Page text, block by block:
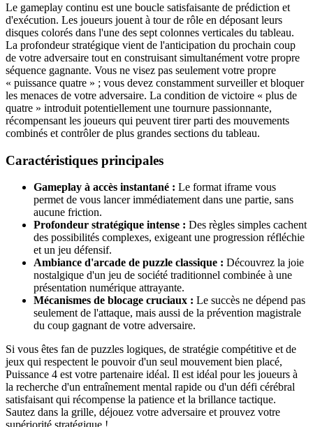
Le gameplay continu est une boucle satisfaisante de prédiction et
d'exécution. Les joueurs jouent à tour de rôle en déposant leurs
disques colorés dans l'une des sept colonnes verticales du tableau.
La profondeur stratégique vient de l'anticipation du prochain coup
de votre adversaire tout en construisant simultanément votre propre
séquence gagnante. Vous ne visez pas seulement votre propre
« puissance quatre » ; vous devez constamment surveiller et bloquer
les menaces de votre adversaire. La condition de victoire « plus de
quatre » introduit potentiellement une tournure passionnante,
récompensant les joueurs qui peuvent tirer parti des mouvements
combinés et contrôler de plus grandes sections du tableau.
Caractéristiques principales
Gameplay à accès instantané : Le format iframe vous
permet de vous lancer immédiatement dans une partie, sans
aucune friction.
Profondeur stratégique intense : Des règles simples cachent
des possibilités complexes, exigeant une progression réfléchie
et un jeu défensif.
Ambiance d'arcade de puzzle classique : Découvrez la joie
nostalgique d'un jeu de société traditionnel combinée à une
présentation numérique attrayante.
Mécanismes de blocage cruciaux : Le succès ne dépend pas
seulement de l'attaque, mais aussi de la prévention magistrale
du coup gagnant de votre adversaire.
Si vous êtes fan de puzzles logiques, de stratégie compétitive et de
jeux qui respectent le pouvoir d'un seul mouvement bien placé,
Puissance 4 est votre partenaire idéal. Il est idéal pour les joueurs à
la recherche d'un entraînement mental rapide ou d'un défi cérébral
satisfaisant qui récompense la patience et la brillance tactique.
Sautez dans la grille, déjouez votre adversaire et prouvez votre